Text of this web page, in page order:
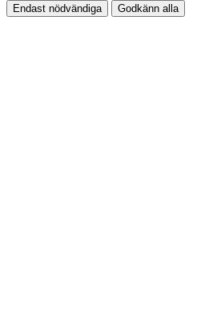
Endast nödvändiga Godkänn alla